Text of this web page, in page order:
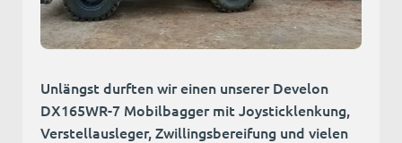
Unlängst durften wir einen unserer Develon
DX165WR-7 Mobilbagger mit Joysticklenkung,
Verstellausleger, Zwillingsbereifung und vielen